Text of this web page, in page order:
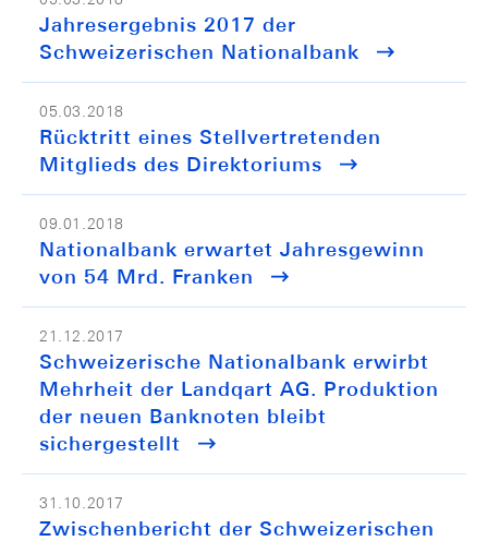
Jahresergebnis 2017 der
Schweizerischen Nationalbank
05.03.2018
Rücktritt eines Stellvertretenden
Mitglieds des Direktoriums
09.01.2018
Nationalbank erwartet Jahresgewinn
von 54 Mrd. Franken
21.12.2017
Schweizerische Nationalbank erwirbt
Mehrheit der Landqart AG. Produktion
der neuen Banknoten bleibt
sichergestellt
31.10.2017
Zwischenbericht der Schweizerischen